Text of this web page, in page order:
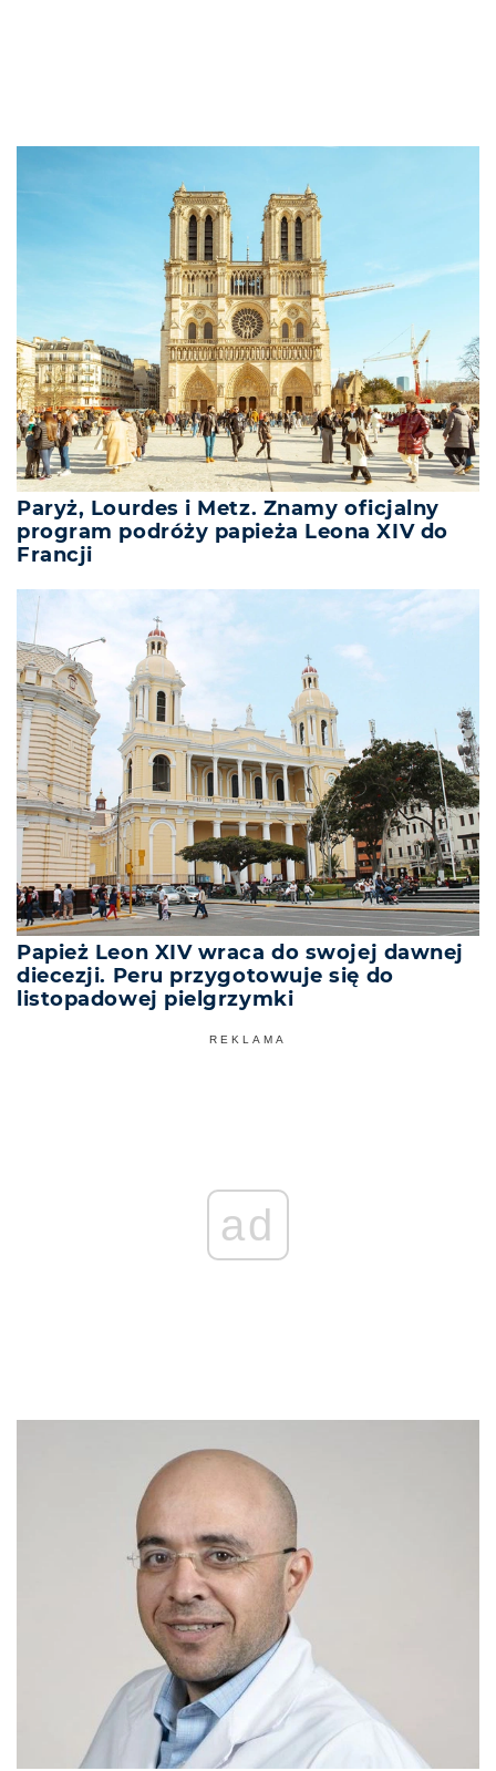
Paryż, Lourdes i Metz. Znamy oficjalny
program podróży papieża Leona XIV do
Francji
Papież Leon XIV wraca do swojej dawnej
diecezji. Peru przygotowuje się do
listopadowej pielgrzymki
REKLAMA
ad